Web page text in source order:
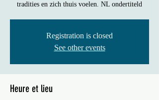
tradities en zich thuis voelen. NL ondertiteld
Registration is closed
See other events
Heure et lieu